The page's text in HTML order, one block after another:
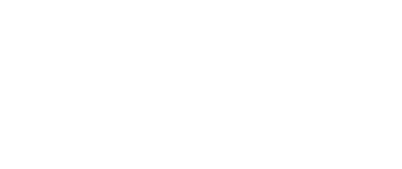
っており